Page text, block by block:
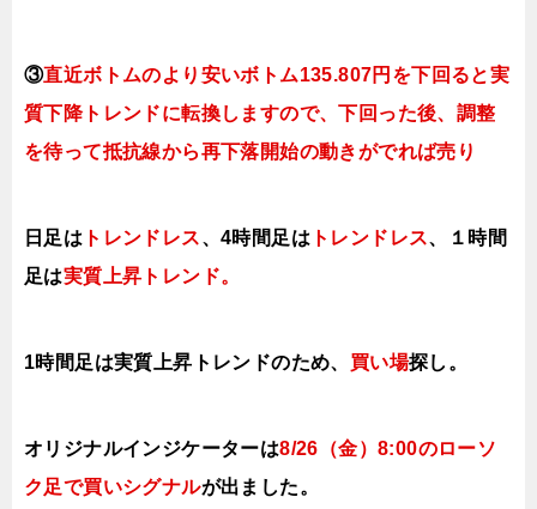
③直近ボトムのより安いボトム135.807円を下回ると実
質下降トレンドに転換しますので、下回った後、調整
を待って抵抗線から再下落開始の動きがでれば売り
日足は トレンドレス、4時間足は トレンドレス、１時間
足は実質上昇ト レンド。
1時間足は実質上昇 トレンドのため、 買い場探し。
オリジナルインジケーターは8/26（金）8:00のローソ
ク足で買いシグナルが出ました。